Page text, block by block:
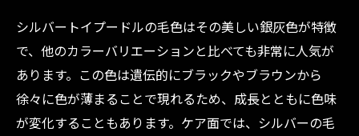
シルバートイプードルの毛色はその美しい銀灰色が特徴
で、他のカラーバリエーションと比べても非常に人気が
あります。この色は遺伝的にブラックやブラウンから
徐々に色が薄まることで現れるため、成長とともに色味
が変化することもあります。ケア面では、シルバーの毛